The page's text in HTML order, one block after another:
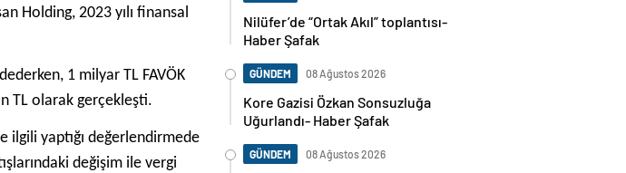
Holding, 2023 yılı finansal
1 milyar TL FAVÖK
TL olarak gerçekleşti.
ilgili yaptığı değerlendirmede
değişim ile vergi
Nilüfer’de “Ortak Akıl” toplantısı-
Haber Şafak
GÜNDEM 08 Ağustos 2026
Kore Gazisi Özkan Sonsuzluğa
Uğurlandı- Haber Şafak
GÜNDEM 08 Ağustos 2026